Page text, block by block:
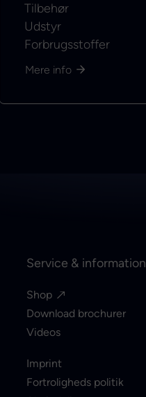
Tilbehør
Udstyr
Forbrugsstoffer
Mere info
Service & information
Shop
Download brochurer
Videos
Imprint
Fortroligheds politik